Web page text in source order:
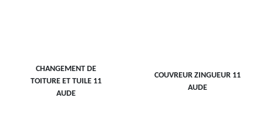
CHANGEMENT DE
TOITURE ET TUILE 11
AUDE
COUVREUR ZINGUEUR 11
AUDE